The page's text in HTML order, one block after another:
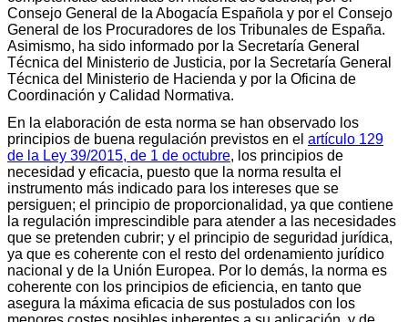
Consejo General de la Abogacía Española y por el Consejo
General de los Procuradores de los Tribunales de España.
Asimismo, ha sido informado por la Secretaría General
Técnica del Ministerio de Justicia, por la Secretaría General
Técnica del Ministerio de Hacienda y por la Oficina de
Coordinación y Calidad Normativa.
En la elaboración de esta norma se han observado los
principios de buena regulación previstos en el artículo 129
de la Ley 39/2015, de 1 de octubre, los principios de
necesidad y eficacia, puesto que la norma resulta el
instrumento más indicado para los intereses que se
persiguen; el principio de proporcionalidad, ya que contiene
la regulación imprescindible para atender a las necesidades
que se pretenden cubrir; y el principio de seguridad jurídica,
ya que es coherente con el resto del ordenamiento jurídico
nacional y de la Unión Europea. Por lo demás, la norma es
coherente con los principios de eficiencia, en tanto que
asegura la máxima eficacia de sus postulados con los